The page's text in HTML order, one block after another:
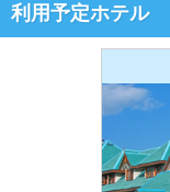
利用予定ホテル